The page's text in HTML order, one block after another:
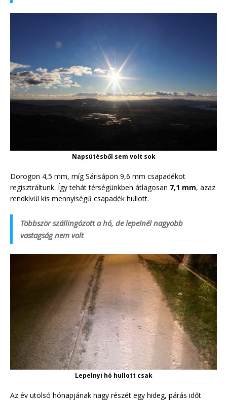
Napsütésből sem volt sok
Dorogon 4,5 mm, míg Sárisápon 9,6 mm csapadékot
regisztráltunk. Így tehát térségünkben átlagosan 7,1 mm, azaz
rendkívül kis mennyiségű csapadék hullott.
Többször szállingózott a hó, de lepelnél nagyobb
vastagság nem volt
Lepelnyi hó hullott csak
Az év utolsó hónapjának nagy részét egy hideg, párás időt